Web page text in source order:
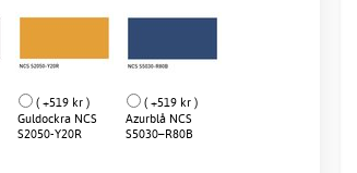
( +519 kr )
Guldockra NCS
S2050-Y20R
( +519 kr )
Azurblå NCS
S5030–R80B